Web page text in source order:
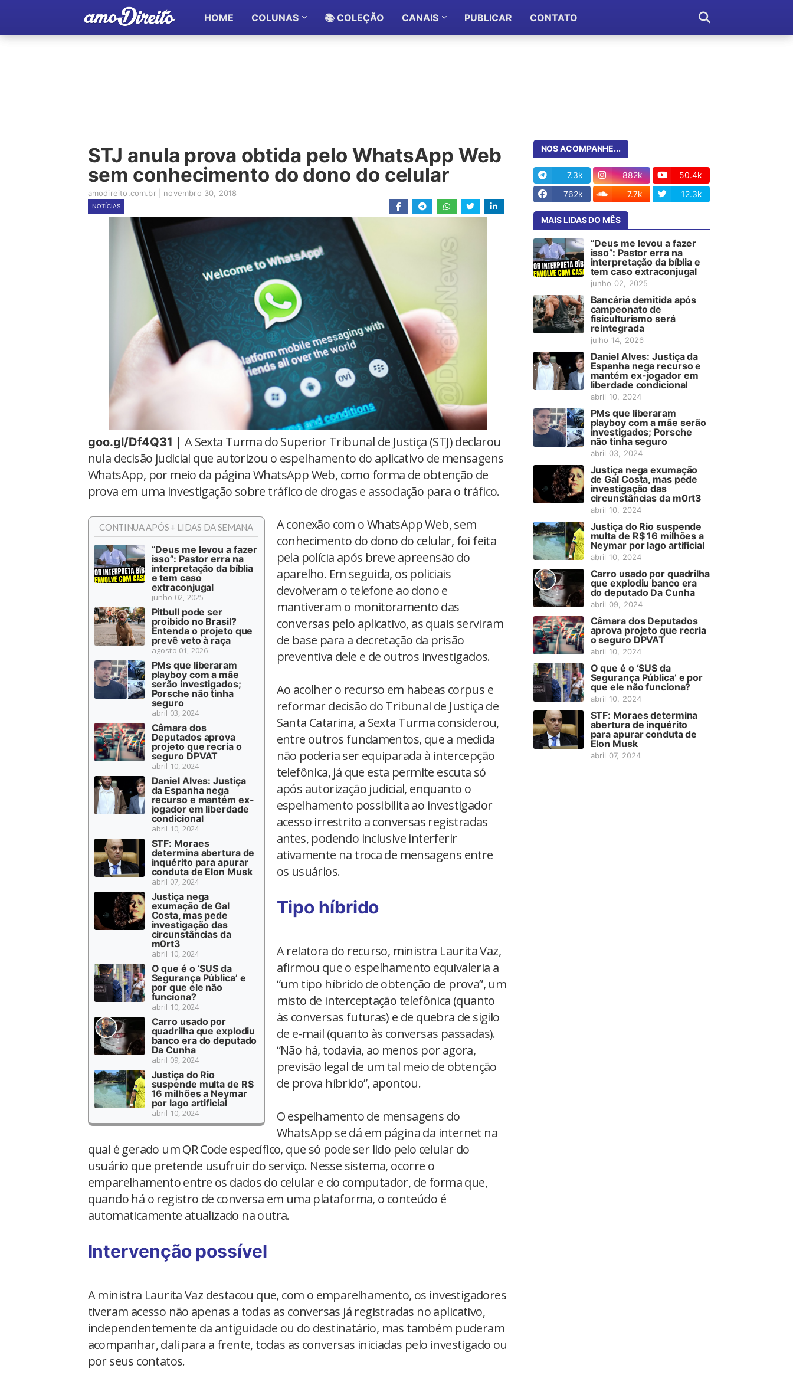
HOME COLUNAS 📚 COLEÇÃO CANAIS PUBLICAR CONTATO
STJ anula prova obtida pelo WhatsApp Web
sem conhecimento do dono do celular
amodireito.com.br novembro 30, 2018
NOTÍCIAS
goo.gl/Df4Q31 | A Sexta Turma do Superior Tribunal de Justiça (STJ) declarou
nula decisão judicial que autorizou o espelhamento do aplicativo de mensagens
WhatsApp, por meio da página WhatsApp Web, como forma de obtenção de
prova em uma investigação sobre tráfico de drogas e associação para o tráfico.
CONTINUA APÓS + LIDAS DA SEMANA
“Deus me levou a fazer
isso”: Pastor erra na
interpretação da bíblia
e tem caso
extraconjugal
junho 02, 2025
Pitbull pode ser
proibido no Brasil?
Entenda o projeto que
prevê veto à raça
agosto 01, 2026
PMs que liberaram
playboy com a mãe
serão investigados;
Porsche não tinha
seguro
abril 03, 2024
Câmara dos
Deputados aprova
projeto que recria o
seguro DPVAT
abril 10, 2024
Daniel Alves: Justiça
da Espanha nega
recurso e mantém ex-
jogador em liberdade
condicional
abril 10, 2024
STF: Moraes
determina abertura de
inquérito para apurar
conduta de Elon Musk
abril 07, 2024
Justiça nega
exumação de Gal
Costa, mas pede
investigação das
circunstâncias da
m0rt3
abril 10, 2024
O que é o ‘SUS da
Segurança Pública’ e
por que ele não
funciona?
abril 10, 2024
Carro usado por
quadrilha que explodiu
banco era do deputado
Da Cunha
abril 09, 2024
Justiça do Rio
suspende multa de R$
16 milhões a Neymar
por lago artificial
abril 10, 2024
A conexão com o WhatsApp Web, sem
conhecimento do dono do celular, foi feita
pela polícia após breve apreensão do
aparelho. Em seguida, os policiais
devolveram o telefone ao dono e
mantiveram o monitoramento das
conversas pelo aplicativo, as quais serviram
de base para a decretação da prisão
preventiva dele e de outros investigados.
Ao acolher o recurso em habeas corpus e
reformar decisão do Tribunal de Justiça de
Santa Catarina, a Sexta Turma considerou,
entre outros fundamentos, que a medida
não poderia ser equiparada à intercepção
telefônica, já que esta permite escuta só
após autorização judicial, enquanto o
espelhamento possibilita ao investigador
acesso irrestrito a conversas registradas
antes, podendo inclusive interferir
ativamente na troca de mensagens entre
os usuários.
Tipo híbrido
A relatora do recurso, ministra Laurita Vaz,
afirmou que o espelhamento equivaleria a
“um tipo híbrido de obtenção de prova”, um
misto de interceptação telefônica (quanto
às conversas futuras) e de quebra de sigilo
de e-mail (quanto às conversas passadas).
“Não há, todavia, ao menos por agora,
previsão legal de um tal meio de obtenção
de prova híbrido”, apontou.
O espelhamento de mensagens do
WhatsApp se dá em página da internet na
qual é gerado um QR Code específico, que só pode ser lido pelo celular do
usuário que pretende usufruir do serviço. Nesse sistema, ocorre o
emparelhamento entre os dados do celular e do computador, de forma que,
quando há o registro de conversa em uma plataforma, o conteúdo é
automaticamente atualizado na outra.
Intervenção possível
A ministra Laurita Vaz destacou que, com o emparelhamento, os investigadores
tiveram acesso não apenas a todas as conversas já registradas no aplicativo,
independentemente da antiguidade ou do destinatário, mas também puderam
acompanhar, dali para a frente, todas as conversas iniciadas pelo investigado ou
por seus contatos.
NOS ACOMPANHE...
7.3k 882k
50.4k
762k
7.7k 12.3k
MAIS LIDAS DO MÊS
“Deus me levou a fazer
isso”: Pastor erra na
interpretação da bíblia e
tem caso extraconjugal
junho 02, 2025
Bancária demitida após
campeonato de
fisiculturismo será
reintegrada
julho 14, 2026
Daniel Alves: Justiça da
Espanha nega recurso e
mantém ex-jogador em
liberdade condicional
abril 10, 2024
PMs que liberaram
playboy com a mãe serão
investigados; Porsche
não tinha seguro
abril 03, 2024
Justiça nega exumação
de Gal Costa, mas pede
investigação das
circunstâncias da m0rt3
abril 10, 2024
Justiça do Rio suspende
multa de R$ 16 milhões a
Neymar por lago artificial
abril 10, 2024
Carro usado por quadrilha
que explodiu banco era
do deputado Da Cunha
abril 09, 2024
Câmara dos Deputados
aprova projeto que recria
o seguro DPVAT
abril 10, 2024
O que é o ‘SUS da
Segurança Pública’ e por
que ele não funciona?
abril 10, 2024
STF: Moraes determina
abertura de inquérito
para apurar conduta de
Elon Musk
abril 07, 2024